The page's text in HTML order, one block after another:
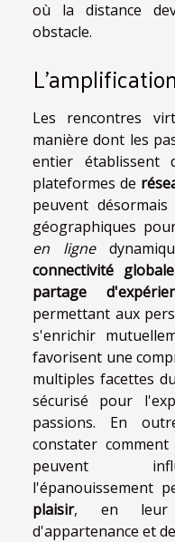
où la distance
obstacle.
Les rencontres
manière dont les
entier établissent
plateformes de
peuvent
géographiques
en ligne
connectivité globale
partage
permettant aux
s'enrichir
favorisent une
multiples facettes
sécurisé pour
passions. En
constater
peuvent
l'épanouissement
plaisir, en leur
d'appartenance et